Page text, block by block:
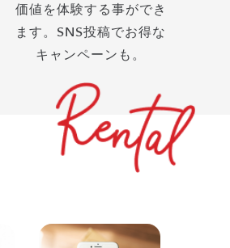
価値を体験する事ができ
ます。SNS投稿でお得な
キャンペーンも。